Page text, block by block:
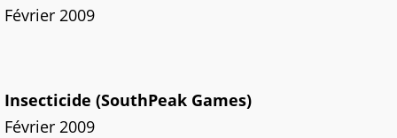
Février 2009
Insecticide (SouthPeak Games)
Février 2009